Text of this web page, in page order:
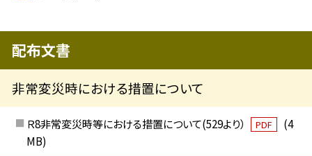
配布文書
非常変災時における措置について
Ｒ8非常変災時等における措置について(529より） PDF
(4
MB)